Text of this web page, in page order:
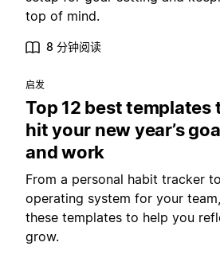
top of mind.
8 分钟阅读
启发
Top 12 best templates
hit your new year’s
and work
From a personal habit tracker
operating system for your
these templates to help you
grow.